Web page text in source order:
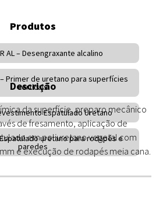
Produtos
AL – Desengraxante alcalino
– Primer de uretano para superfícies
verticais
Espatulado Uretano
Espatulado uretano para rodapés e
paredes
Descrição
da superfície, preparo mecânico
de fresamento, aplicação de
em poliuretano vegetal com
e execução de rodapés meia cana.